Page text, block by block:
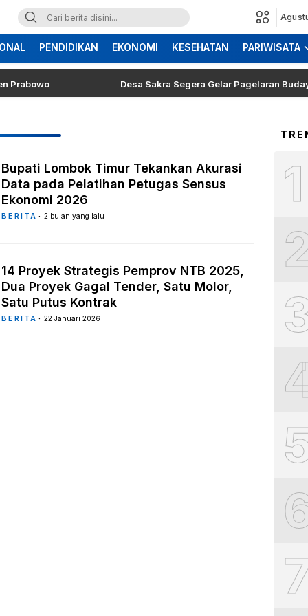
PENDIDIKAN EKONOMI KESEHATAN PARIWISATA
Desa Sakra Segera Gelar Pagelaran Budaya
Bupati Lombok Timur Tekankan Akurasi
Data pada Pelatihan Petugas Sensus
Ekonomi 2026
BERITA 2 bulan yang lalu
14 Proyek Strategis Pemprov NTB 2025,
Dua Proyek Gagal Tender, Satu Molor,
Satu Putus Kontrak
BERITA 22 Januari 2026
1